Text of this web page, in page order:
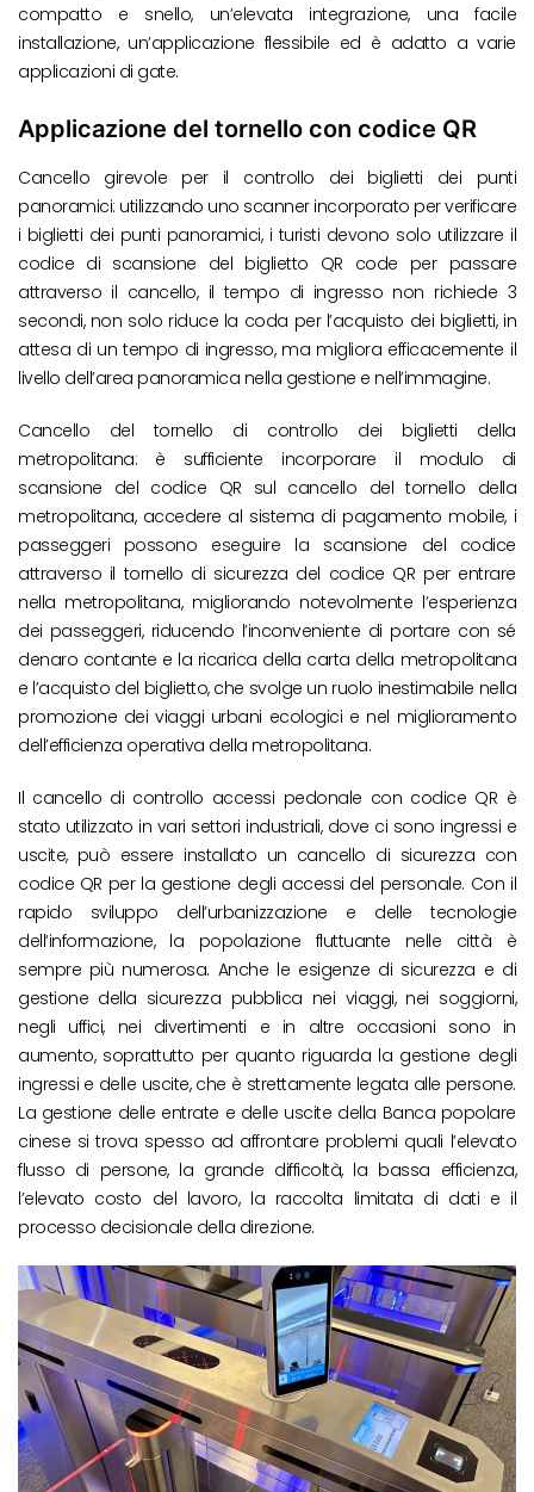
compatto e snello, un’elevata integrazione, una facile
installazione, un’applicazione flessibile ed è adatto a varie
applicazioni di gate.
Applicazione del tornello con codice QR
Cancello girevole per il controllo dei biglietti dei punti
panoramici: utilizzando uno scanner incorporato per verificare
i biglietti dei punti panoramici, i turisti devono solo utilizzare il
codice di scansione del biglietto QR code per passare
attraverso il cancello, il tempo di ingresso non richiede 3
secondi, non solo riduce la coda per l’acquisto dei biglietti, in
attesa di un tempo di ingresso, ma migliora efficacemente il
livello dell’area panoramica nella gestione e nell’immagine.
Cancello del tornello di controllo dei biglietti della
metropolitana: è sufficiente incorporare il modulo di
scansione del codice QR sul cancello del tornello della
metropolitana, accedere al sistema di pagamento mobile, i
passeggeri possono eseguire la scansione del codice
attraverso il tornello di sicurezza del codice QR per entrare
nella metropolitana, migliorando notevolmente l’esperienza
dei passeggeri, riducendo l’inconveniente di portare con sé
denaro contante e la ricarica della carta della metropolitana
e l’acquisto del biglietto, che svolge un ruolo inestimabile nella
promozione dei viaggi urbani ecologici e nel miglioramento
dell’efficienza operativa della metropolitana.
Il cancello di controllo accessi pedonale con codice QR è
stato utilizzato in vari settori industriali, dove ci sono ingressi e
uscite, può essere installato un cancello di sicurezza con
codice QR per la gestione degli accessi del personale. Con il
rapido sviluppo dell’urbanizzazione e delle tecnologie
dell’informazione, la popolazione fluttuante nelle città è
sempre più numerosa. Anche le esigenze di sicurezza e di
gestione della sicurezza pubblica nei viaggi, nei soggiorni,
negli uffici, nei divertimenti e in altre occasioni sono in
aumento, soprattutto per quanto riguarda la gestione degli
ingressi e delle uscite, che è strettamente legata alle persone.
La gestione delle entrate e delle uscite della Banca popolare
cinese si trova spesso ad affrontare problemi quali l’elevato
flusso di persone, la grande difficoltà, la bassa efficienza,
l’elevato costo del lavoro, la raccolta limitata di dati e il
processo decisionale della direzione.